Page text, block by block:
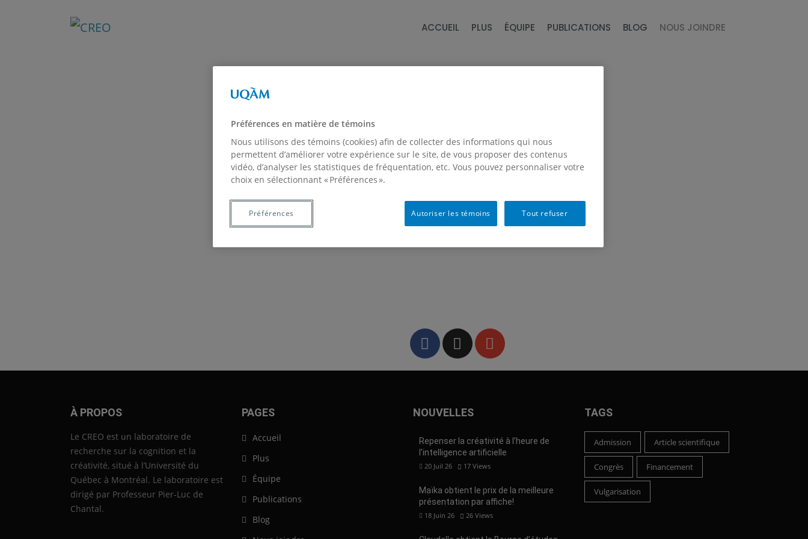
ACCUEIL PLUS ÉQUIPE PUBLICATIONS BLOG NOUS JOINDRE
À PROPOS
Le CREO est un laboratoire de
recherche sur la cognition et la
créativité, situé à l’Université du
Québec à Montréal. Le laboratoire est
dirigé par Professeur Pier-Luc de
Chantal.
PAGES
Accueil
Plus
Équipe
Publications
Blog
NOUVELLES
Repenser la créativité à l’heure de
l’intelligence artificielle
20 Juil 26 17 Views
Maïka obtient le prix de la meilleure
présentation par affiche!
18 Juin 26 26 Views
TAGS
Admission Article scientifique
Congrès Financement
Vulgarisation
Préférences en matière de témoins
Nous utilisons des témoins (cookies) afin de collecter des informations qui nous
permettent d’améliorer votre expérience sur le site, de vous proposer des contenus
vidéo, d’analyser les statistiques de fréquentation, etc. Vous pouvez personnaliser votre
choix en sélectionnant « Préférences ».
Tout refuser
Autoriser les témoins
Préférences